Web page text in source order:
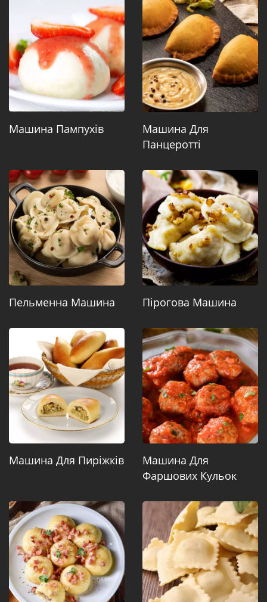
Машина Пампухів
Машина Для
Панцеротті
Пельменна Машина Пірогова Машина
Машина Для Пиріжків
Машина Для
Фаршових Кульок